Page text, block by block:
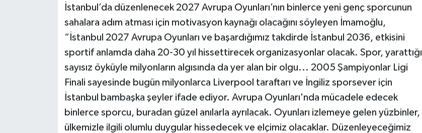
İstanbul’da düzenlenecek 2027 Avrupa Oyunları’nın binlerce yeni genç sporcunun
sahalara adım atması için motivasyon kaynağı olacağını söyleyen İmamoğlu,
“İstanbul 2027 Avrupa Oyunları ve başardığımız takdirde İstanbul 2036, etkisini
sportif anlamda daha 20-30 yıl hissettirecek organizasyonlar olacak. Spor, yarattığı
sayısız öyküyle milyonların algısında da yer alan bir olgu... 2005 Şampiyonlar Ligi
Finali sayesinde bugün milyonlarca Liverpool taraftarı ve İngiliz sporsever için
İstanbul bambaşka şeyler ifade ediyor. Avrupa Oyunları'nda mücadele edecek
binlerce sporcu, buradan güzel anılarla ayrılacak. Oyunları izlemeye gelen yüzbinler,
ülkemizle ilgili olumlu duygular hissedecek ve elçimiz olacaklar. Düzenleyeceğimiz